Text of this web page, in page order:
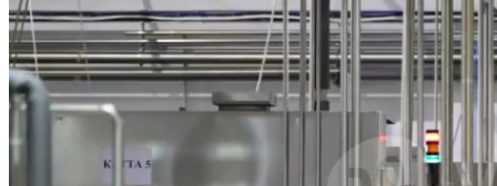
Vectores
Videos
Gráficos en Movimiento
Imágenes Editoriales
Eventos Editoriales